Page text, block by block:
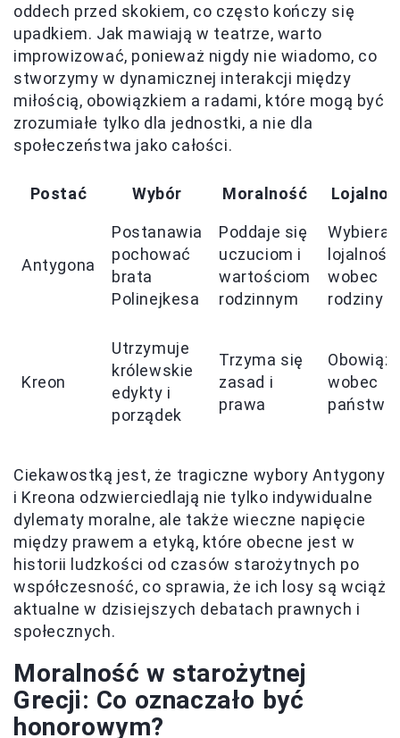
oddech przed skokiem, co często kończy się
upadkiem. Jak mawiają w teatrze, warto
improwizować, ponieważ nigdy nie wiadomo, co
stworzymy w dynamicznej interakcji między
miłością, obowiązkiem a radami, które mogą być
zrozumiałe tylko dla jednostki, a nie dla
społeczeństwa jako całości.
Postać Wybór Moralność
Antygona
Postanawia
pochować
brata
Polinejkesa
Poddaje się
uczuciom i
wartościom
rodzinnym
Wybiera
lojalność
wobec
rodziny
Kreon
Utrzymuje
królewskie
edykty i
porządek
Trzyma się
zasad i
prawa
wobec
państwa
Ciekawostką jest, że tragiczne wybory Antygony
i Kreona odzwierciedlają nie tylko indywidualne
dylematy moralne, ale także wieczne napięcie
między prawem a etyką, które obecne jest w
historii ludzkości od czasów starożytnych po
współczesność, co sprawia, że ich losy są wciąż
aktualne w dzisiejszych debatach prawnych i
społecznych.
Moralność w starożytnej
Grecji: Co oznaczało być
honorowym?